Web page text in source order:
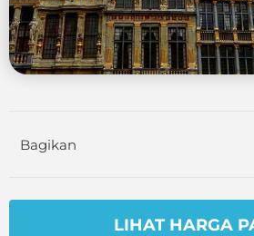
Bagikan
LIHAT HARGA